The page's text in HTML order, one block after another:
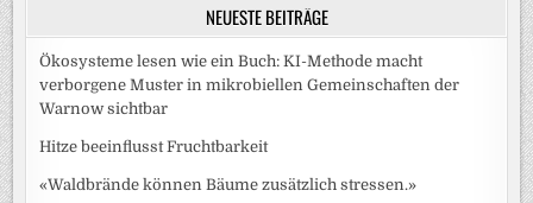
NEUESTE BEITRÄGE
Ökosysteme lesen wie ein Buch: KI-Methode macht
verborgene Muster in mikrobiellen Gemeinschaften der
Warnow sichtbar
Hitze beeinflusst Fruchtbarkeit
«Waldbrände können Bäume zusätzlich stressen.»